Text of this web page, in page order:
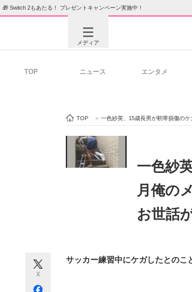
🎁 Switch 2もあたる！ プレゼントキャンペーン実施中！
メディア
ビジネスと働き方のヒント
ITエンジニア向け専門サイト
TOP ニュース エンタメ
TOP > 一色紗英、15歳長男が靭帯損傷の
一色紗
月俺の
お世話
X
サッカー練習中にケガしたとのこ